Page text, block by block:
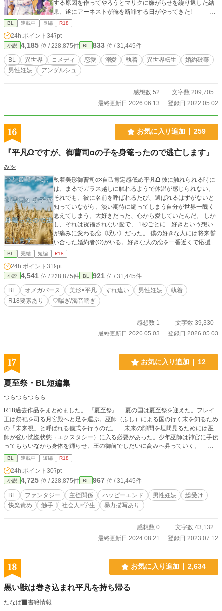
する原因を作ってやろうとマリクに嫌がらせを繰り返した結
果、遂にアーネストが俺を断罪する日がやってきた!――――
と、思っていたのに。 「レニたん!!」 公衆の面前で絶叫した
アーネストは、マリクを放り出していきなり俺を溺愛してき
て……。 いや、レニたんとか一度も呼ばれたことねぇ
し!?!?!? 本編完結しました。番外編更新中。 『男爵令息の事
情』として書いていたマリクの番外編は、スピンオフとして
別の作品で立てています。 そのため、予告させて頂いた通
り、『男爵令息の事情』は下げさせて頂きました。 内容は変
興味のある方は、そちらをご覧ください。
BL 連載中 長編 R18
24h.ポイント 347pt
小説 4,185 位 / 228,875件 BL 833 位 / 31,445件
BL 異世界 コメディ 恋愛 溺愛 執着 異世界転生
婚約破棄
男性妊娠
アンダルシュ
感想数 52
文字数 209,705
最終更新日 2026.06.13
登録日 2022.05.02
16 お気に入り追加 259
『平凡Ωですが、御曹司αの子を身篭ったので逃亡します』
みや
執着美形御曹司α×自己肯定感低め平凡Ω 彼に触れられる時に
は、まるでガラス越しに触れるようで体温が感じられない。
それでも、彼に名前を呼ばれるたび、選ばれるはずがないと
知っていながら、淡い期待に縋ってしまう自分が世界一醜く
思えてしまう。大好きだった、心から愛していたんだ。 しか
し、それは祝福されない愛で、 1秒ごとに、好きという想い
が痛みに変わる恋《呪い》だった。 僕の好きな人には将来誓
い合った婚約者(Ω)がいる。好きな人の恋を一番近くで応援し
よう。そうすれば、いつか彼が結婚したとしても、僕は便利
な使用人としてずっと傍にいられるはずだから。 この関係を
壊さないために、完璧な脇役を演じることに決めたのに。 そ
の5日後、僕は彼と番契約をしてしまうのだった。 ⚠️注意⚠️
※男性妊娠表現あり(子が出てきます) ※R-18 (♡喘ぎ、濁点
喘ぎ、プロローグに無理矢理表現あり) ※この物語はフィクシ
ョンです
BL 完結 短編 R18
24h.ポイント 319pt
小説 4,541 位 / 228,875件 BL 921 位 / 31,445件
BL オメガバース 美形×平凡 すれ違い 男性妊娠
執着
R18要素あり
♡喘ぎ/濁音喘ぎ
感想数 1
文字数 39,330
最終更新日 2026.05.03
登録日 2026.05.03
17 お気に入り追加 12
夏至祭・BL短編集
つらつらつらら
R18過去作品をまとめました。 『夏至祭』 夏の国は夏至祭を迎えた。フレイ
王は祭祀を司る月宮殿へと足を運ぶ。巫師（ふし）による国の行く末を知るため
の「未来視」と呼ばれる儀式を行うのだ。 未来の隙間を垣間見るためには巫
師が強い恍惚状態（エクスタシー）に入る必要があった。少年巫師は神官に手伝
ってもらいながら身体を踊らせ、王の御前でしだいに高みへ昇っていく。 儀
式が終わり、王は少年の名を呼んだ。 ムーンライトノベルズ他でも掲載中
BL 連載中 短編 R18
24h.ポイント 307pt
小説 4,725 位 / 228,875件 BL 967 位 / 31,445件
BL ファンタジー 主従関係 ハッピーエンド 男性妊娠
総受け
快楽責め
触手 社会人×学生 暴力描写あり
感想数 0
文字数 43,132
最終更新日 2024.08.21
登録日 2023.07.12
18 お気に入り追加 2,634
黒い獣は巻き込まれ平凡を持ち帰る
たなぱ
書籍情報